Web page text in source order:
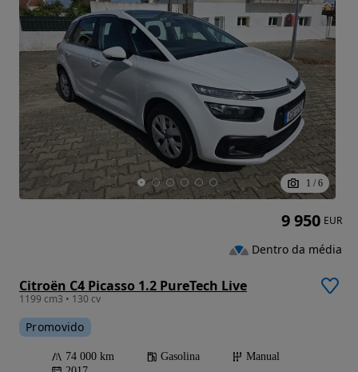
1 / 6
Citroën C4 Picasso 1.2 PureTech Live
1199 cm3 • 130 cv
Promovido
74 000 km Gasolina
Manual
9 950 EUR
Dentro da média